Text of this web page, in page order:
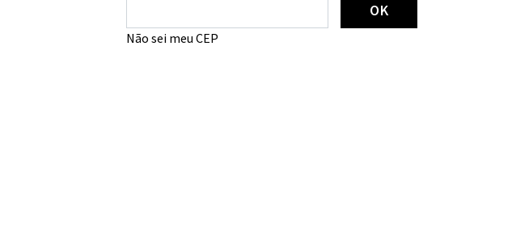
OK
Não sei meu CEP